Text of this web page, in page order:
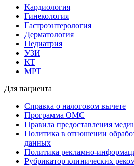
Кардиология
Гинекология
Гастроэнтерология
Дерматология
Педиатрия
УЗИ
КТ
МРТ
Для пациента
Справка о налоговом вычете
Программа ОМС
Правила предоставления
Политика в отношении
данных
Политика рекламно-
Рубрикатор клинических